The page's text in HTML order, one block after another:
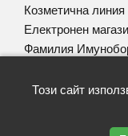
Козметична линия
Електронен
Фамилия
Този сайт